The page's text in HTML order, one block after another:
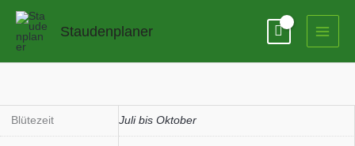
Zum
springen
Staudenplaner
Blütezeit Juli bis Oktober